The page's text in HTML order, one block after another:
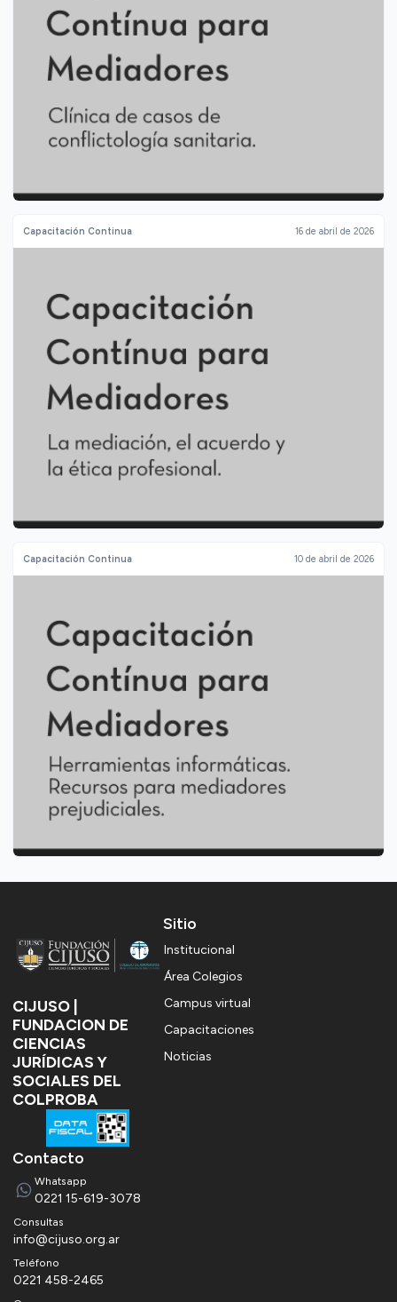
Capacitación Continua 16 de abril de 2026
Capacitación Continua 10 de abril de 2026
CIJUSO |
FUNDACION DE
CIENCIAS
JURÍDICAS Y
SOCIALES DEL
COLPROBA
Sitio
Institucional
Área Colegios
Campus virtual
Capacitaciones
Noticias
Contacto
Whatsapp
0221 15-619-3078
consultas
info@cijuso.org.ar
Teléfono
0221 458-2465